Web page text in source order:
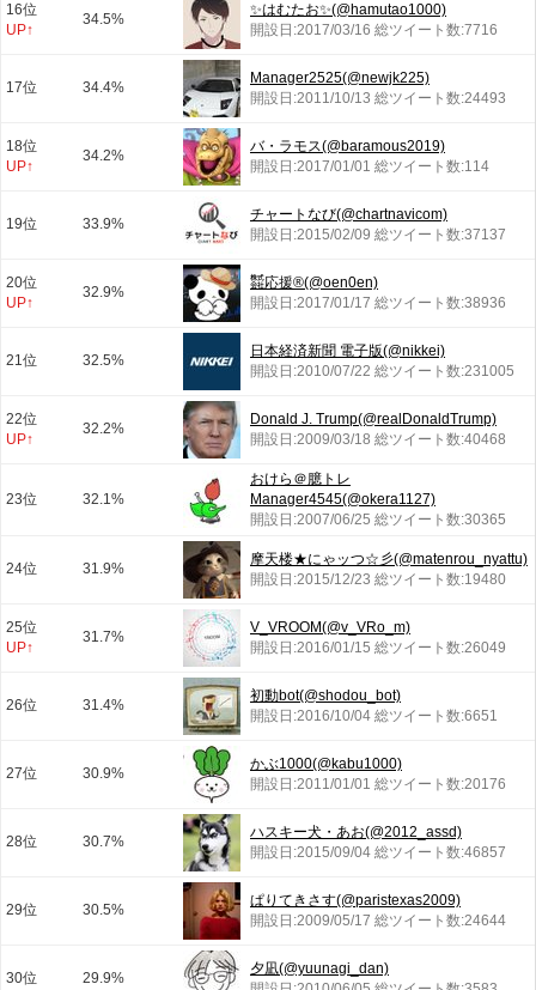
16位
UP↑
34.5%
✨はむたお✨(@hamutao1000)
開設日:2017/03/16 総ツイート数:7716
17位 34.4%
Manager2525(@newjk225)
開設日:2011/10/13 総ツイート数:24493
18位
UP↑
34.2%
バ・ラモス(@baramous2019)
開設日:2017/01/01 総ツイート数:114
19位 33.9%
チャートなび(@chartnavicom)
開設日:2015/02/09 総ツイート数:37137
20位
UP↑
32.9%
㍿応援®︎(@oen0en)
開設日:2017/01/17 総ツイート数:38936
21位 32.5%
日本経済新聞 電子版(@nikkei)
開設日:2010/07/22 総ツイート数:231005
22位
UP↑
32.2%
Donald J. Trump(@realDonaldTrump)
開設日:2009/03/18 総ツイート数:40468
23位 32.1%
おけら＠臆トレ
Manager4545(@okera1127)
開設日:2007/06/25 総ツイート数:30365
24位 31.9%
摩天楼★にゃッつ☆彡(@matenrou_nyattu)
開設日:2015/12/23 総ツイート数:19480
25位
UP↑
31.7%
V_VROOM(@v_VRo_m)
開設日:2016/01/15 総ツイート数:26049
26位 31.4%
初動bot(@shodou_bot)
開設日:2016/10/04 総ツイート数:6651
27位 30.9%
かぶ1000(@kabu1000)
開設日:2011/01/01 総ツイート数:20176
28位 30.7%
ハスキー犬・あお(@2012_assd)
開設日:2015/09/04 総ツイート数:46857
29位 30.5%
ぱりてきさす(@paristexas2009)
開設日:2009/05/17 総ツイート数:24644
30位 29.9%
夕凪(@yuunagi_dan)